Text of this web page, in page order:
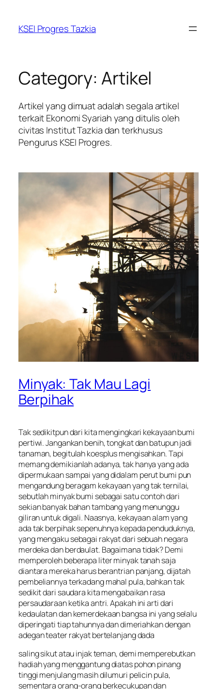
content
KSEI Progres Tazkia
Category: Artikel
Artikel yang dimuat adalah segala artikel
terkait Ekonomi Syariah yang ditulis oleh
civitas Institut Tazkia dan terkhusus
Pengurus KSEI Progres.
Minyak: Tak Mau Lagi
Berpihak
Tak sedikitpun dari kita mengingkari kekayaan bumi
pertiwi. Jangankan benih, tongkat dan batupun jadi
tanaman, begitulah koesplus mengisahkan. Tapi
memang demikianlah adanya, tak hanya yang ada
dipermukaan sampai yang didalam perut bumi pun
mengandung beragam kekayaan yang tak ternilai,
sebutlah minyak bumi sebagai satu contoh dari
sekian banyak bahan tambang yang menunggu
giliran untuk digali. Naasnya, kekayaan alam yang
ada tak berpihak sepenuhnya kepada penduduknya,
yang mengaku sebagai rakyat dari sebuah negara
merdeka dan berdaulat. Bagaimana tidak? Demi
memperoleh beberapa liter minyak tanah saja
diantara mereka harus berantrian panjang, dijatah
pembeliannya terkadang mahal pula, bahkan tak
sedikit dari saudara kita mengabaikan rasa
persaudaraan ketika antri. Apakah ini arti dari
kedaulatan dan kemerdekaan bangsa ini yang selalu
diperingati tiap tahunnya dan dimeriahkan dengan
adegan teater rakyat bertelanjang dada
saling sikut atau injak teman, demi memperebutkan
hadiah yang menggantung diatas pohon pinang
tinggi menjulang masih dilumuri pelicin pula,
sementara orang-orang berkecukupan dan